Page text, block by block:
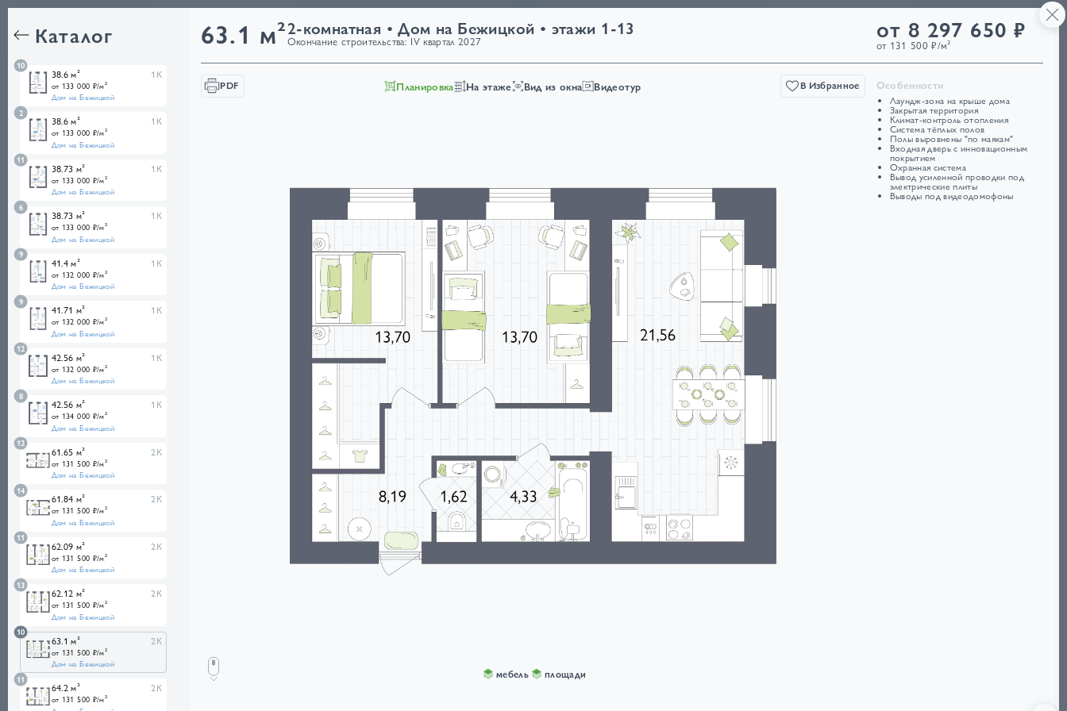
Квартиры Объекты Ипотека от 6% Фотогалерея 4832 50·50·21
Каталог
10
38.6 м²
от 133 000 ₽/м²
Дом на Бежицкой
1К
2
38.6 м²
от 133 000 ₽/м²
Дом на Бежицкой
1К
11
38.73 м²
от 133 000 ₽/м²
Дом на Бежицкой
1К
6
38.73 м²
от 133 000 ₽/м²
Дом на Бежицкой
1К
9
41.4 м²
от 132 000 ₽/м²
Дом на Бежицкой
1К
9
41.71 м²
от 132 000 ₽/м²
Дом на Бежицкой
1К
12
42.56 м²
от 132 000 ₽/м²
Дом на Бежицкой
1К
8
42.56 м²
от 134 000 ₽/м²
Дом на Бежицкой
1К
12
61.65 м²
от 131 500 ₽/м²
Дом на Бежицкой
2К
14
61.84 м²
от 131 500 ₽/м²
Дом на Бежицкой
2К
11
62.09 м²
от 131 500 ₽/м²
Дом на Бежицкой
2К
13
62.12 м²
от 131 500 ₽/м²
Дом на Бежицкой
2К
10
63.1 м²
от 131 500 ₽/м²
Дом на Бежицкой
2К
11
64.2 м²
от 131 500 ₽/м²
2К
63.1 м²2-комнатная • Дом на Бежицкой • этажи 1-13
Окончание строительства: IV квартал 2027 от 8 297 650 ₽
от 131 500 ₽/м²
PDF Планировка На этаже Вид из окна Видеотур В Избранное
мебель площади
Особенности
Лаундж-зона на крыше дома
Закрытая территория
Климат-контроль отопления
Система тёплых полов
Полы выровнены "по маякам"
Входная дверь с инновационным
покрытием
Охранная система
Вывод усиленной проводки под
электрические плиты
Выводы под видеодомофоны